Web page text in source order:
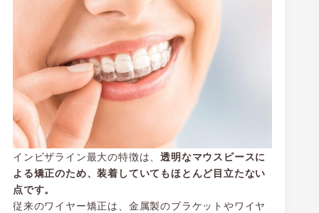
インビザライン最大の特徴は、透明なマウスピースに
よる矯正のため、装着していてもほとんど目立たない
点です。
従来のワイヤー矯正は、金属製のブラケットやワイヤ